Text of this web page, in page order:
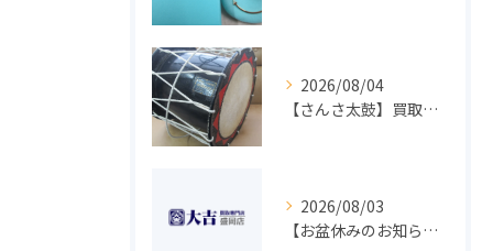
2026/08/04
【さんさ太鼓】買取 大吉盛岡店 楽器 買取します！！
2026/08/03
【お盆休みのお知らせ】買取専門 大吉 盛岡店